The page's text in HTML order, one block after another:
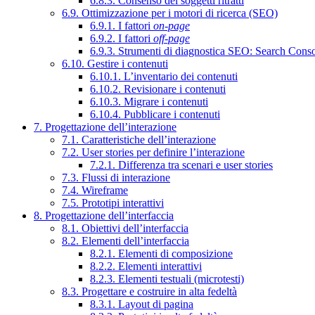
6.9. Ottimizzazione per i motori di ricerca (SEO)
6.9.1. I fattori on-page
6.9.2. I fattori off-page
6.9.3. Strumenti di diagnostica SEO: Search
6.10. Gestire i contenuti
6.10.1. L’inventario dei contenuti
6.10.2. Revisionare i contenuti
6.10.3. Migrare i contenuti
6.10.4. Pubblicare i contenuti
7. Progettazione dell’interazione
7.1. Caratteristiche dell’interazione
7.2. User stories per definire l’interazione
7.2.1. Differenza tra scenari e user stories
7.3. Flussi di interazione
7.4. Wireframe
7.5. Prototipi interattivi
8. Progettazione dell’interfaccia
8.1. Obiettivi dell’interfaccia
8.2. Elementi dell’interfaccia
8.2.1. Elementi di composizione
8.2.2. Elementi interattivi
8.2.3. Elementi testuali (microtesti)
8.3. Progettare e costruire in alta fedeltà
8.3.1. Layout di pagina